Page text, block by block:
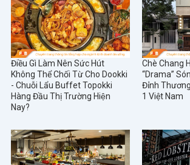
Điều Gì Làm Nên Sức Hút
Không Thể Chối Từ Cho Dookki
- Chuỗi Lẩu Buffet Topokki
Hàng Đầu Thị Trường Hiện
Nay?
Chè Chang
“Drama”
Đỉnh
1 Việt Nam